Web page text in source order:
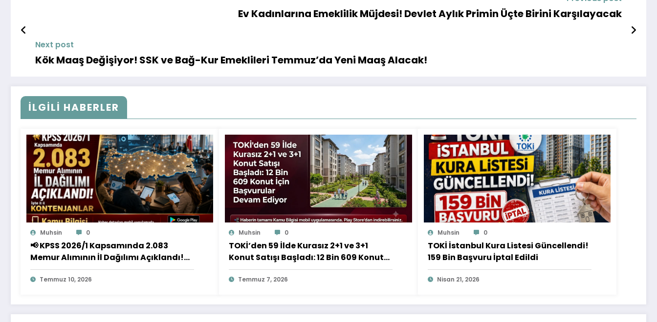
Ev Kadınlarına Emeklilik Müjdesi! Devlet Aylık Primin Üçte Birini Karşılayacak
Next post
Kök Maaş Değişiyor! SSK ve Bağ-Kur Emeklileri Temmuz’da Yeni Maaş Alacak!
İLGILI HABERLER
Muhsin 0
📢 KPSS 2026/1 Kapsamında 2.083
Memur Alımının İl Dağılımı Açıklandı!
İşte İl İl Kontenjanlar
Temmuz 10, 2026
Muhsin 0
TOKİ’den 59 İlde Kurasız 2+1 ve 3+1
Konut Satışı Başladı: 12 Bin 609 Konut
İçin Başvurular Devam Ediyor
Temmuz 7, 2026
Muhsin 0
TOKİ İstanbul Kura Listesi Güncellendi!
159 Bin Başvuru İptal Edildi
Nisan 21, 2026